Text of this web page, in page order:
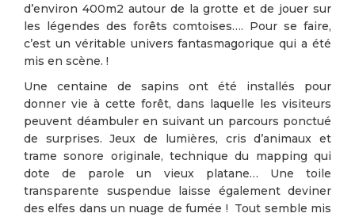
d’environ 400m2 autour de la grotte et de jouer sur
les légendes des forêts comtoises…. Pour se faire,
c’est un véritable univers fantasmagorique qui a été
mis en scène. !
Une centaine de sapins ont été installés pour
donner vie à cette forêt, dans laquelle les visiteurs
peuvent déambuler en suivant un parcours ponctué
de surprises. Jeux de lumières, cris d’animaux et
trame sonore originale, technique du mapping qui
dote de parole un vieux platane… Une toile
transparente suspendue laisse également deviner
des elfes dans un nuage de fumée ! Tout semble mis